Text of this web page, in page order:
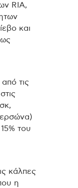
RIA,
και
τις
του
κάλπες
η